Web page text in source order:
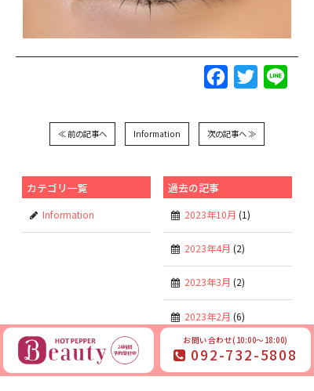
Facebook
Twitter
≪ 前の記事へ Information 次の記事へ ≫
カテゴリ一覧
Information
過去の記事
2023年10月 (1)
2023年4月 (2)
2023年3月 (2)
2023年2月 (6)
2023年1月(6)
お問い合わせ(10:00～18:00)
092-732-5808